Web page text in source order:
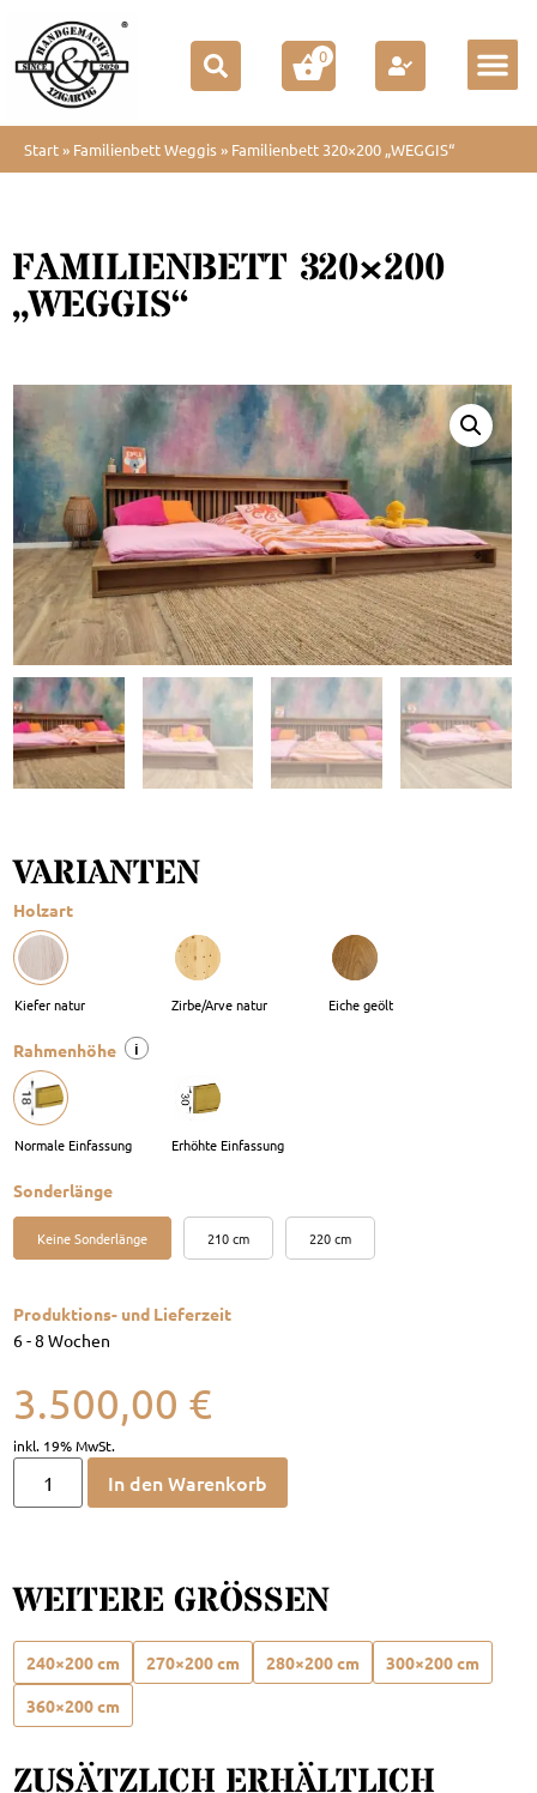
0
Start» Familienbett Weggis» Familienbett 320×200 „WEGGIS“
FAMILIENBETT 320×200
„WEGGIS“
VARIANTEN
Holzart
Rahmenhöhe i
Sonderlänge
Keine Sonderlänge 210 cm 220 cm
Produktions- und Lieferzeit
6 - 8 Wochen
3.500,00 €
In den Warenkorb
WEITERE GRÖSSEN
240×200 cm 270×200 cm 280×200 cm
300×200 cm
360×200 cm
ZUSÄTZLICH ERHÄLTLICH